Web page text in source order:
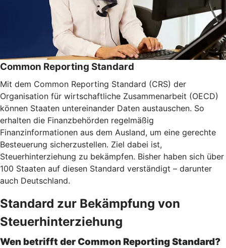
Common Reporting Standard
Mit dem Common Reporting Standard (CRS) der
Organisation für wirtschaftliche Zusammenarbeit (OECD)
können Staaten untereinander Daten austauschen. So
erhalten die Finanzbehörden regelmäßig
Finanzinformationen aus dem Ausland, um eine gerechte
Besteuerung sicherzustellen. Ziel dabei ist,
Steuerhinterziehung zu bekämpfen. Bisher haben sich über
100 Staaten auf diesen Standard verständigt – darunter
auch Deutschland.
Standard zur Bekämpfung von
Steuerhinterziehung
Wen betrifft der Common Reporting Standard?